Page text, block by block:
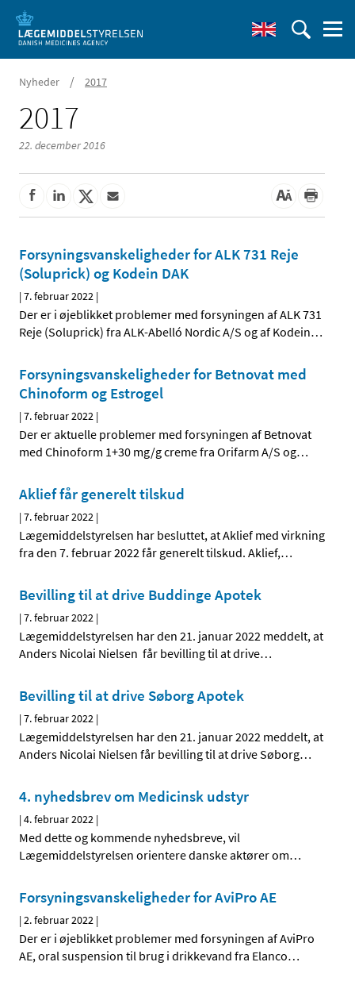
Nyheder / 2017
2017
22. december 2016
Forsyningsvanskeligheder for ALK 731 Reje
(Soluprick) og Kodein DAK
|7. februar 2022 |
Der er i øjeblikket problemer med forsyningen af ALK 731
Reje (Soluprick) fra ALK-Abelló Nordic A/S og af Kodein…
Forsyningsvanskeligheder for Betnovat med
Chinoform og Estrogel
|7. februar 2022 |
Der er aktuelle problemer med forsyningen af Betnovat
med Chinoform 1+30 mg/g creme fra Orifarm A/S og…
Aklief får generelt tilskud
|7. februar 2022 |
Lægemiddelstyrelsen har besluttet, at Aklief med virkning
fra den 7. februar 2022 får generelt tilskud. Aklief,…
Bevilling til at drive Buddinge Apotek
|7. februar 2022 |
Lægemiddelstyrelsen har den 21. januar 2022 meddelt, at
Anders Nicolai Nielsen får bevilling til at drive…
Bevilling til at drive Søborg Apotek
|7. februar 2022 |
Lægemiddelstyrelsen har den 21. januar 2022 meddelt, at
Anders Nicolai Nielsen får bevilling til at drive Søborg…
4. nyhedsbrev om Medicinsk udstyr
|4. februar 2022 |
Med dette og kommende nyhedsbreve, vil
Lægemiddelstyrelsen orientere danske aktører om…
Forsyningsvanskeligheder for AviPro AE
|2. februar 2022 |
Der er i øjeblikket problemer med forsyningen af AviPro
AE, oral suspension til brug i drikkevand fra Elanco…